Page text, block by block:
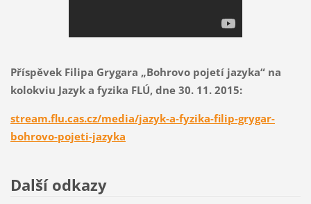
Příspěvek Filipa Grygara „Bohrovo pojetí jazyka“ na
kolokviu Jazyk a fyzika FLÚ, dne 30. 11. 2015:
stream.flu.cas.cz/media/jazyk-a-fyzika-filip-grygar-
bohrovo-pojeti-jazyka
Další odkazy